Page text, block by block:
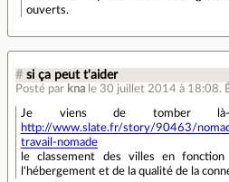
ouverts.
# si ça peut t'aider
Posté par kna le 30 juillet 2014 à 18:08.
Je viens de tomber là-
http://www.slate.fr/story/90463/
travail-nomade
le classement des villes en
l'hébergement et de la qualité de la